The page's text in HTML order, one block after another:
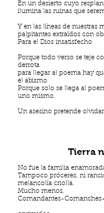
En un desierto cuyo
ilumina las ruinas que
Y en las líneas de nuestras
palpitantes extraídos con
Para el Dios insatisfecho
Porque todo verso se teje
derrota
para llegar al poema hay
el abismo
Porque solo se llega al
uno mismo.
Un asesino pretende
Tierra
No fue la familia
Tampoco próceres, ni
melancolía criolla.
Mucho menos,
Comandantes-
de